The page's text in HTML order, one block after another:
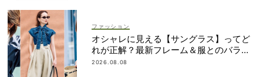
ファッション
オシャレに見える【サングラス】ってど
れが正解？最新フレーム＆服とのバラン
スを見て攻略！
2026.08.08